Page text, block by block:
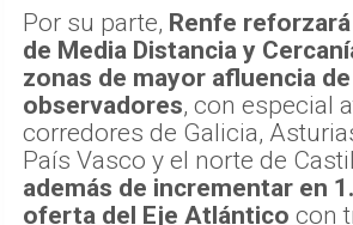
Por su parte, Renfe
de Media Distancia y
zonas de mayor afluencia de
observadores, con especial
corredores de Galicia,
País Vasco y el norte de
además de incrementar en
oferta del Eje Atlántico con